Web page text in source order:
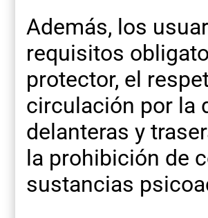
Además, los
requisitos
protector, el
circulación por la
delanteras y
la prohibición de
sustancias